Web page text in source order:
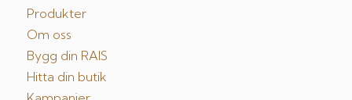
Produkter
Om oss
Bygg din RAIS
Hitta din butik